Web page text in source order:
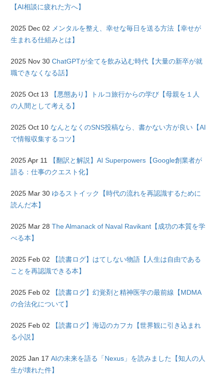
【AI相談に疲れた方へ】
2025 Dec 02 メンタルを整え、幸せな毎日を送る方法【幸せが
生まれる仕組みとは】
2025 Nov 30 ChatGPTが全てを飲み込む時代【大量の新卒が就
職できなくなる話】
2025 Oct 13
【悪態あり】トルコ旅行からの学び【母親を１人
の人間として考える】
2025 Oct 10 なんとなくのSNS投稿なら、書かない方が良い【AI
で情報収集するコツ】
2025 Apr 11
【翻訳と解説】AI Superpowers【Google創業者が
語る：仕事のクエスト化】
2025 Mar 30 ゆるストイック【時代の流れを再認識するために
読んだ本】
2025 Mar 28 The Almanack of Naval Ravikant【成功の本質を学
べる本】
2025 Feb 02
【読書ログ】はてしない物語【人生は自由である
ことを再認識できる本】
2025 Feb 02
【読書ログ】幻覚剤と精神医学の最前線【MDMA
の合法化について】
2025 Feb 02
【読書ログ】海辺のカフカ【世界観に引き込まれ
る小説】
2025 Jan 17 AIの未来を語る「Nexus」を読みました【知人の人
生が壊れた件】